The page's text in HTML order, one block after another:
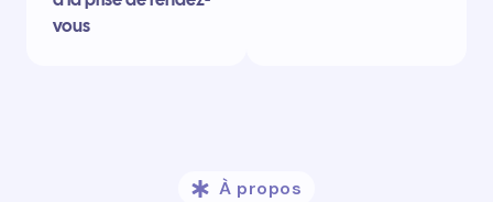
vous
À propos